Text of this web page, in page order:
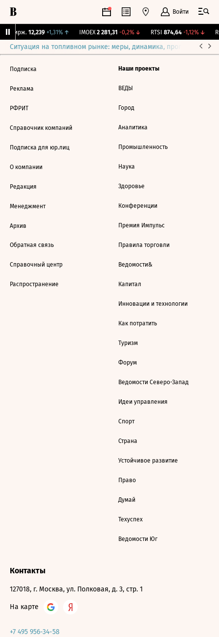
Войти
Бирж. 12,239 +1,31%↑ IMOEX 2 281,31 -0,2%↓ RTSI 874,64 -1,12%↓
Ситуация на топливном рынке: меры, динамика, прогнозы
Подписка
Реклама
РФРИТ
Справочник компаний
Подписка для юр.лиц
О компании
Редакция
Менеджмент
Архив
Обратная связь
Справочный центр
Распространение
Наши проекты
ВЕДЫ
Город
Аналитика
Промышленность
Наука
Здоровье
Конференции
Премия Импульс
Правила торговли
Ведомости&
Капитал
Инновации и технологии
Как потратить
Туризм
Форум
Ведомости Северо-Запад
Идеи управления
Спорт
Страна
Устойчивое развитие
Право
Думай
Техуспех
Ведомости Юг
Контакты
127018, г. Москва, ул. Полковая, д. 3, стр. 1
На карте
+7 495 956-34-58